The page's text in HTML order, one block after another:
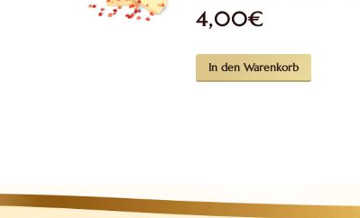
4,00€
In den Warenkorb